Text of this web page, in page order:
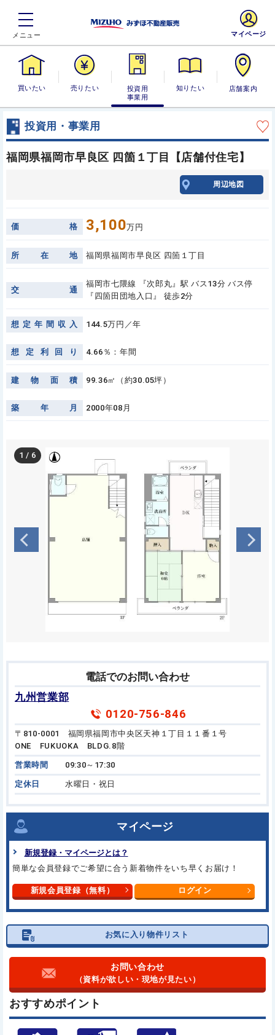
買いたい 売りたい
投資用・事業
用
知りたい 店舗案内
マイページ
投資用・事業用
福岡県福岡市早良区 四箇１丁目【店舗付住宅】
周辺地図
価 格 3,100万円
所 在 地 福岡県福岡市早良区 四箇１丁目
交 通
福岡市七隈線 『次郎丸』駅 バス13分 バス停
『四箇田団地入口』 徒歩2分
想 定 年 間 収 入 144.5万円／年
想 定 利 回 り 4.66％：年間
建 物 面 積 99.36㎡（約30.05坪）
築 年 月 2000年08月
1 / 6
電話でのお問い合わせ
九州営業部
0120-756-846
〒810-0001 福岡県福岡市中央区天神１丁目１１番１号
ONE FUKUOKA BLDG.8階
営業時間 09:30～17:30
定休日 水曜日・祝日
マイページ
新規登録・マイページとは？
簡単な会員登録でご希望に合う新着物件をいち早くお届け！
新規会員登録（無料） ログイン
お気に入り物件リスト
お問い合わせ
（資料が欲しい・現地が見たい）
おすすめポイント